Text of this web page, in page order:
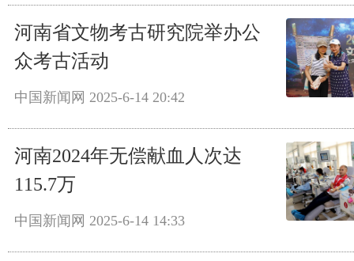
河南省文物考古研究院举办公
众考古活动
中国新闻网 2025-6-14 20:42
河南2024年无偿献血人次达
115.7万
中国新闻网 2025-6-14 14:33